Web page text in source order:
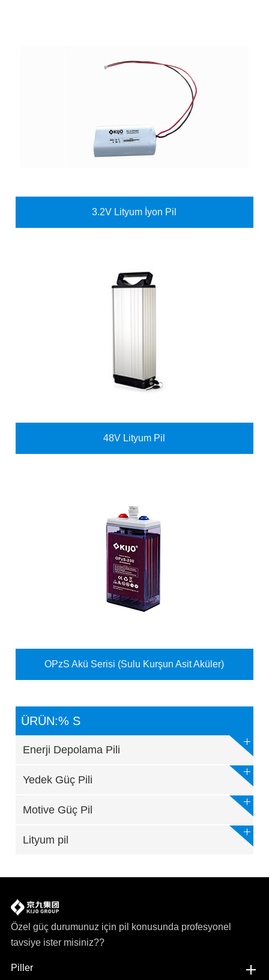
3.2V Lityum İyon Pil
48V Lityum Pil
OPzS Akü Serisi (Sulu Kurşun Asit Aküler)
ÜRÜN:% S
Enerji Depolama Pili
Yedek Güç Pili
Motive Güç Pil
Lityum pil
Özel güç durumunuz için pil konusunda profesyonel
tavsiye ister misiniz??
Piller